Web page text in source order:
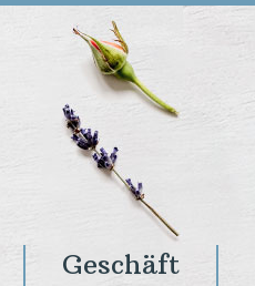
Geschäft